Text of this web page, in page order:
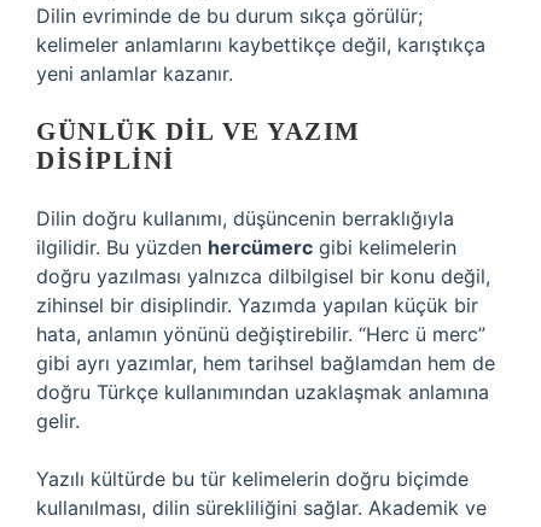
Dilin evriminde de bu durum sıkça görülür;
kelimeler anlamlarını kaybettikçe değil, karıştıkça
yeni anlamlar kazanır.
GÜNLÜK DIL VE YAZIM
DISIPLINI
Dilin doğru kullanımı, düşüncenin berraklığıyla
ilgilidir. Bu yüzden hercümerc gibi kelimelerin
doğru yazılması yalnızca dilbilgisel bir konu değil,
zihinsel bir disiplindir. Yazımda yapılan küçük bir
hata, anlamın yönünü değiştirebilir. “Herc ü merc”
gibi ayrı yazımlar, hem tarihsel bağlamdan hem de
doğru Türkçe kullanımından uzaklaşmak anlamına
gelir.
Yazılı kültürde bu tür kelimelerin doğru biçimde
kullanılması, dilin sürekliliğini sağlar. Akademik ve